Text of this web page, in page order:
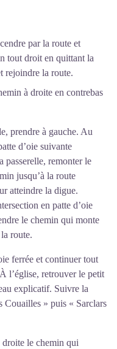
par la route et
tout droit en quittant la
rejoindre la route.
à droite en contrebas
prendre à gauche. Au
d’oie suivante
passerelle, remonter le
jusqu’à la route
atteindre la digue.
en patte d’oie
le chemin qui monte
route.
ferrée et continuer tout
l’église, retrouver le petit
explicatif. Suivre la
Couailles » puis « Sarclars
le chemin qui